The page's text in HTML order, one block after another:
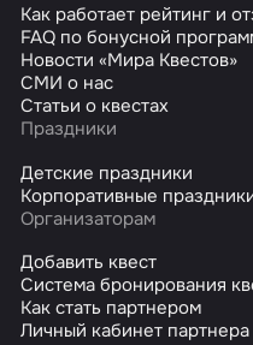
Как работает рейтинг и
FAQ по бонусной
Новости «Мира Квестов»
СМИ о нас
Статьи о квестах
Праздники
Детские праздники
Корпоративные
Организаторам
Добавить квест
Система бронирования
Как стать партнером
Личный кабинет партнера